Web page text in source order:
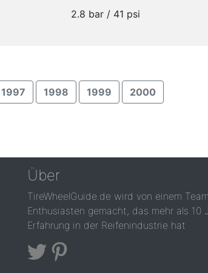
2.8 bar / 41 psi
1997 1998 1999 2000
Über
TireWheelGuide.de wird von einem
Enthusiasten gemacht, das mehr als 10
Erfahrung in der Reifenindustrie hat